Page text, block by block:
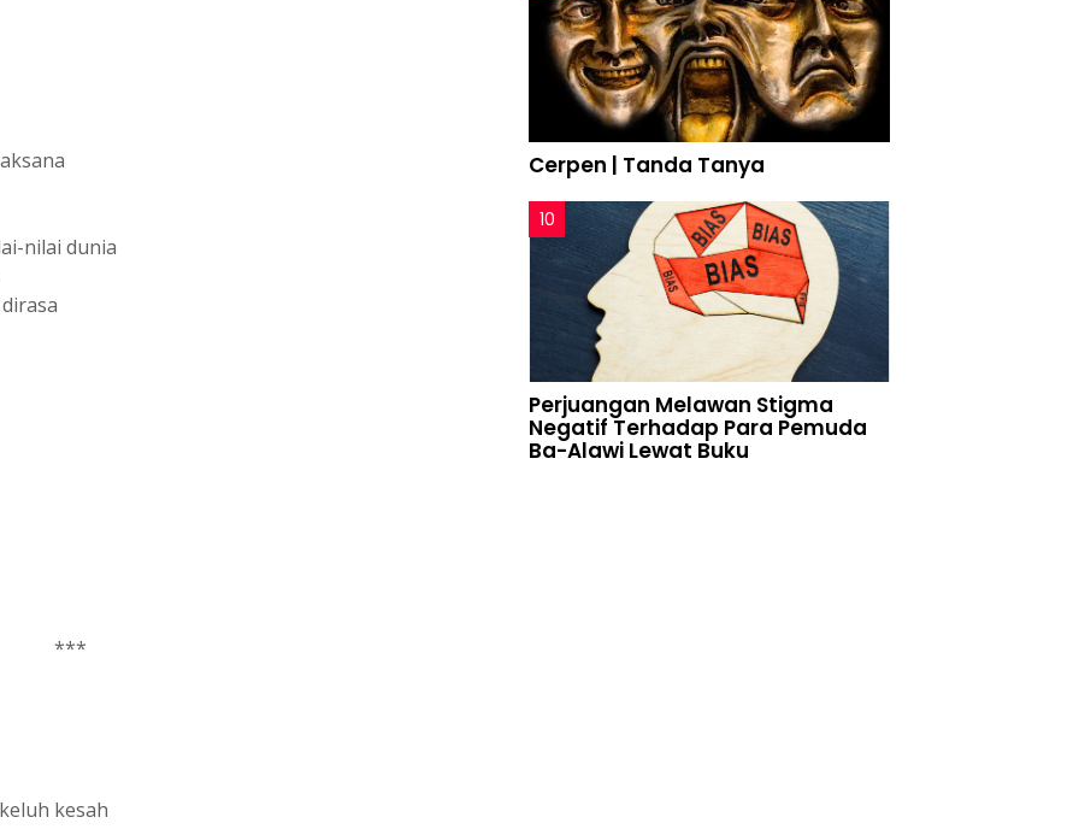
nilai dunia
***
kesah
Cerpen | Tanda Tanya
Perjuangan Melawan Stigma
Negatif Terhadap Para Pemuda
Ba-Alawi Lewat Buku